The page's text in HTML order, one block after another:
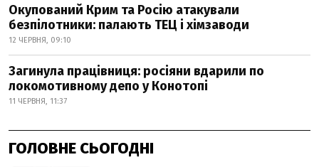
Окупований Крим та Росію атакували
безпілотники: палають ТЕЦ і хімзаводи
12 ЧЕРВНЯ, 09:10
Загинула працівниця: росіяни вдарили по
локомотивному депо у Конотопі
11 ЧЕРВНЯ, 11:37
ГОЛОВНЕ СЬОГОДНІ